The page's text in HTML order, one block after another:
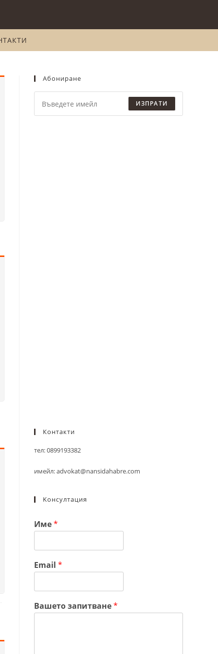
Абониране
ИЗПРАТИ
Контакти
тел: 0899193382
имейл: advokat@nansidahabre.com
Kонсултация
Име*
Email *
Вашето запитване*